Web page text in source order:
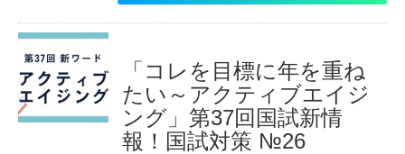
「コレを目標に年を重ね
たい～アクティブエイジ
ング」第37回国試新情
報！国試対策 №26